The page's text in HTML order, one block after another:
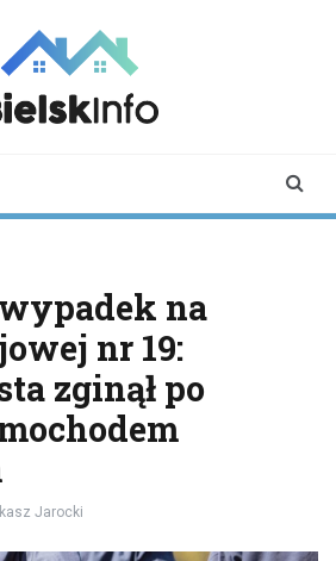
Podlaskiego i
na
nr 19:
zginął po
Jarocki